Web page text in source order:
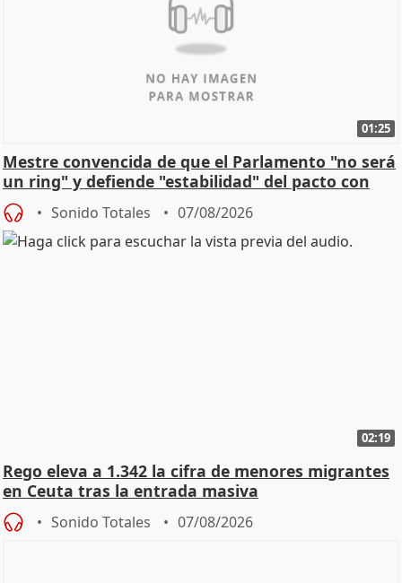
01:25
Mestre convencida de que el Parlamento "no será
un ring" y defiende "estabilidad" del pacto con
Vox
Sonido Totales 07/08/2026
02:19
Rego eleva a 1.342 la cifra de menores migrantes
en Ceuta tras la entrada masiva
Sonido Totales 07/08/2026